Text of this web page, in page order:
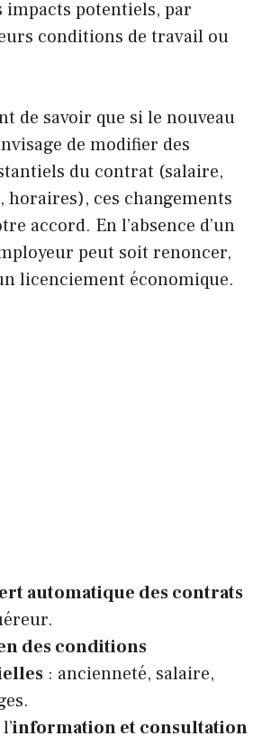
impacts potentiels, par
conditions de travail ou
de savoir que si le nouveau
de modifier des
du contrat (salaire,
ces changements
accord. En l’absence d’un
peut soit renoncer,
licenciement économique.
automatique des contrats
des conditions
: ancienneté, salaire,
information et consultation